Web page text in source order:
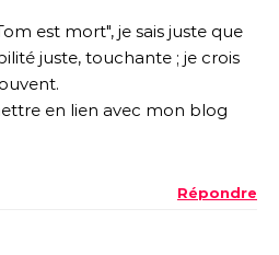
est mort", je sais juste que
juste, touchante ; je crois
en lien avec mon blog
Répondre